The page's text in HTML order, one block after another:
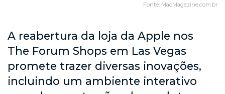
Fonte: MacMagazine.com.br
A reabertura da loja da Apple nos
The Forum Shops em Las Vegas
promete trazer diversas inovações,
incluindo um ambiente interativo